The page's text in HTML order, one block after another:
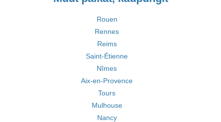
Rouen
Rennes
Reims
Saint-Étienne
Nîmes
Aix-en-Provence
Tours
Mulhouse
Nancy